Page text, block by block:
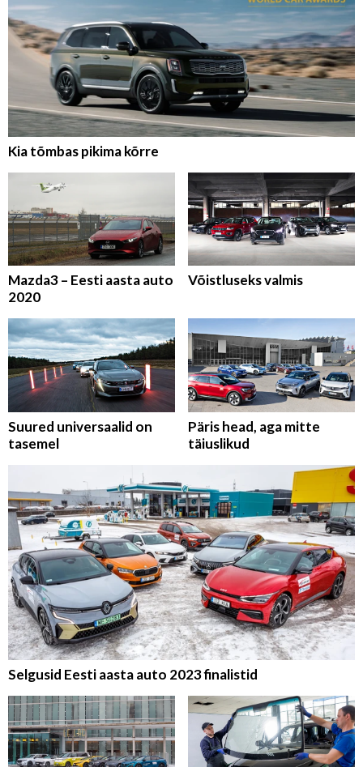
Kia tõmbas pikima kõrre
Mazda3 – Eesti aasta auto
2020
Võistluseks valmis
Suured universaalid on
tasemel
Päris head, aga mitte
täiuslikud
Selgusid Eesti aasta auto 2023 finalistid